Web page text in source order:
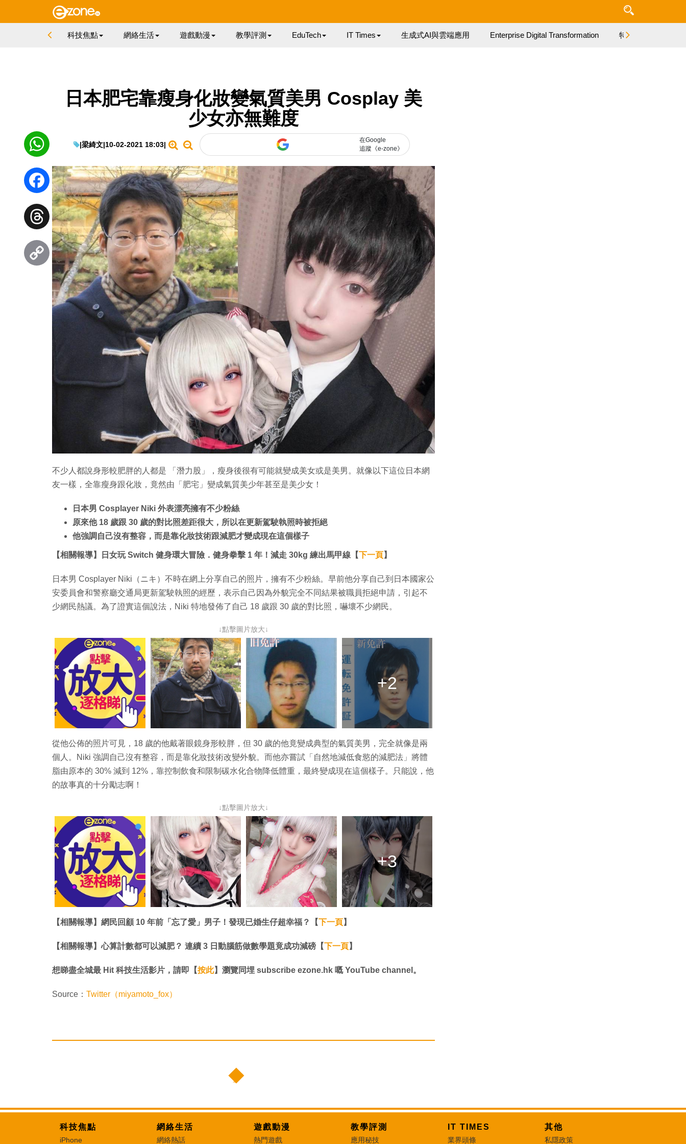
科技焦點 網絡生活 遊戲動漫 教學評測 EduTech IT Times 生成式AI與雲端應用 Enterprise Digital Transformation 特集
日本肥宅靠瘦身化妝變氣質美男 Cosplay 美
少女亦無難度
|梁綺文|10-02-2021 18:03|
在Google
追蹤《e-zone》
不少人都說身形較肥胖的人都是 「潛力股」，瘦身後很有可能就變成美女或是美男。就像以下這位日本網
友一樣，全靠瘦身跟化妝，竟然由「肥宅」變成氣質美少年甚至是美少女！
日本男 Cosplayer Niki 外表漂亮擁有不少粉絲
原來他 18 歲跟 30 歲的對比照差距很大，所以在更新駕駛執照時被拒絕
他強調自己沒有整容，而是靠化妝技術跟減肥才變成現在這個樣子
【相關報導】日女玩 Switch 健身環大冒險．健身拳擊 1 年！減走 30kg 練出馬甲線【下一頁】
日本男 Cosplayer Niki（ニキ）不時在網上分享自己的照片，擁有不少粉絲。早前他分享自己到日本國家公
安委員會和警察廳交通局更新駕駛執照的經歷，表示自己因為外貌完全不同結果被職員拒絕申請，引起不
少網民熱議。為了證實這個說法，Niki 特地發佈了自己 18 歲跟 30 歲的對比照，嚇壞不少網民。
↓點擊圖片放大↓
+2
從他公佈的照片可見，18 歲的他戴著眼鏡身形較胖，但 30 歲的他竟變成典型的氣質美男，完全就像是兩
個人。Niki 強調自己沒有整容，而是靠化妝技術改變外貌。而他亦嘗試「自然地減低食慾的減肥法」將體
脂由原本的 30% 減到 12%，靠控制飲食和限制碳水化合物降低體重，最終變成現在這個樣子。只能說，他
的故事真的十分勵志啊！
↓點擊圖片放大↓
+3
【相關報導】網民回顧 10 年前「忘了愛」男子！發現已婚生仔超幸福？【下一頁】
【相關報導】心算計數都可以減肥？ 連續 3 日動腦筋做數學題竟成功減磅【下一頁】
想睇盡全城最 Hit 科技生活影片，請即【按此】瀏覽同埋 subscribe ezone.hk 嘅 YouTube channel。
Source： Twitter（miyamoto_fox）
WhatsApp
Facebook
Threads
Copy
Link
科技焦點
iPhone
網絡生活
網絡熱話
遊戲動漫
熱門遊戲
教學評測
應用秘技
IT TIMES
業界頭條
其他
私隱政策